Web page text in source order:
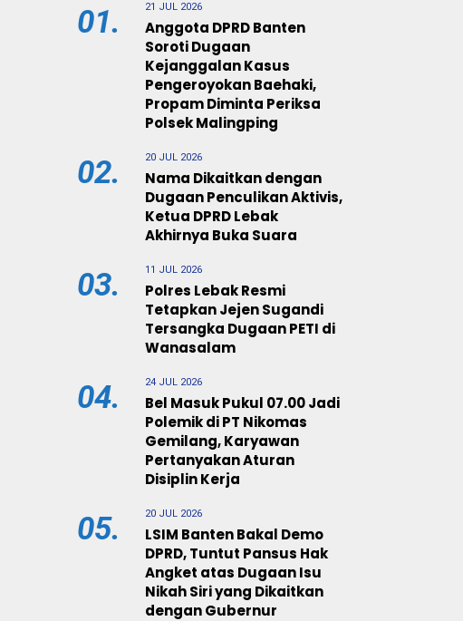
01. 21 JUL 2026
Anggota DPRD Banten
Soroti Dugaan
Kejanggalan Kasus
Pengeroyokan Baehaki,
Propam Diminta Periksa
Polsek Malingping
02. 20 JUL 2026
Nama Dikaitkan dengan
Dugaan Penculikan Aktivis,
Ketua DPRD Lebak
Akhirnya Buka Suara
03. 11 JUL 2026
Polres Lebak Resmi
Tetapkan Jejen Sugandi
Tersangka Dugaan PETI di
Wanasalam
04. 24 JUL 2026
Bel Masuk Pukul 07.00 Jadi
Polemik di PT Nikomas
Gemilang, Karyawan
Pertanyakan Aturan
Disiplin Kerja
05. 20 JUL 2026
LSIM Banten Bakal Demo
DPRD, Tuntut Pansus Hak
Angket atas Dugaan Isu
Nikah Siri yang Dikaitkan
dengan Gubernur